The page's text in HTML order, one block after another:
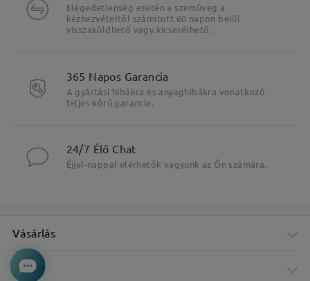
Elégedetlenség esetén a szemüveg a
kézhezvételtől számított 60 napon belül
visszaküldhető vagy kicserélhető.
365 Napos Garancia
A gyártási hibákra és anyaghibákra vonatkozó
teljes körű garancia.
24/7 Élő Chat
Éjjel-nappal elérhetők vagyunk az Ön számára.
Vásárlás
Cég